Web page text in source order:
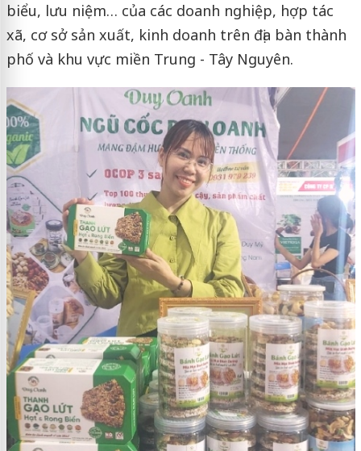
biểu, lưu niệm… của các doanh nghiệp, hợp tác
xã, cơ sở sản xuất, kinh doanh trên địa bàn thành
phố và khu vực miền Trung - Tây Nguyên.